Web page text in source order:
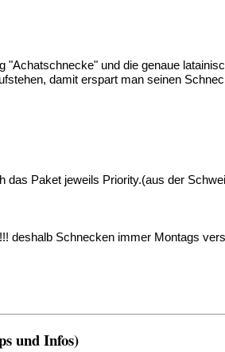
und die genaue
damit erspart man seinen
Paket jeweils Priority.(aus der
deshalb Schnecken immer Montags
und Infos)